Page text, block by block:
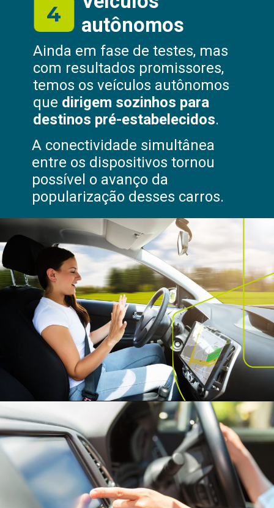
Ainda em fase de testes, mas
com resultados promissores,
temos os veículos autônomos
que dirigem sozinhos para
destinos pré-estabelecidos.
A conectividade simultânea
entre os dispositivos tornou
possível o avanço da
popularização desses carros.
autônomos
4